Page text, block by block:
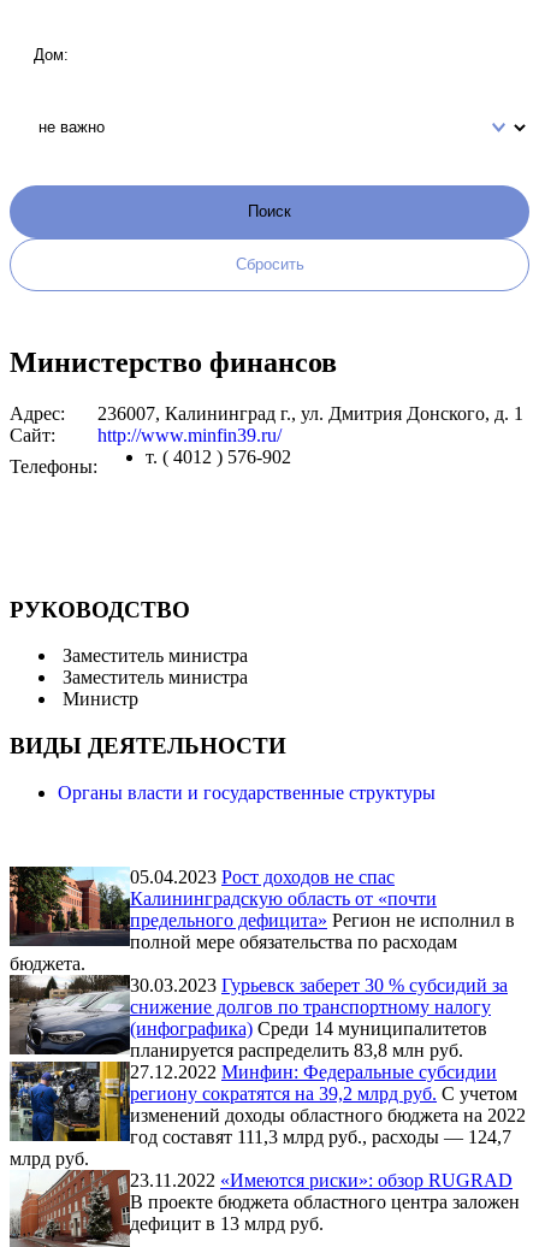
Министерство финансов
Адрес:
236007, Калининград г., ул. Дмитрия Донского, д. 1
Сайт:
http://www.minfin39.ru/
Телефоны:
т. ( 4012 ) 576-902
РУКОВОДСТВО
Заместитель министра
Заместитель министра
Министр
ВИДЫ ДЕЯТЕЛЬНОСТИ
Органы власти и государственные структуры
05.04.2023 Рост доходов не спас
Калининградскую область от «почти
предельного дефицита» Регион не исполнил в
полной мере обязательства по расходам
бюджета.
30.03.2023 Гурьевск заберет 30 % субсидий за
снижение долгов по транспортному налогу
(инфографика) Среди 14 муниципалитетов
планируется распределить 83,8 млн руб.
27.12.2022 Минфин: Федеральные субсидии
региону сократятся на 39,2 млрд руб. С учетом
изменений доходы областного бюджета на 2022
год составят 111,3 млрд руб., расходы — 124,7
млрд руб.
23.11.2022 «Имеются риски»: обзор RUGRAD
В проекте бюджета областного центра заложен
дефицит в 13 млрд руб.